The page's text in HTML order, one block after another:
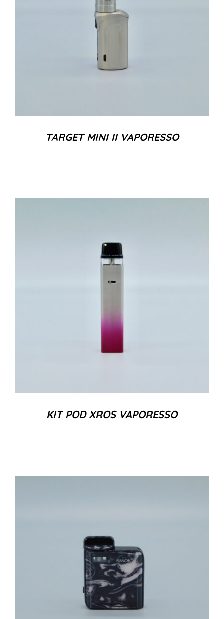
TARGET MINI II VAPORESSO
KIT POD XROS VAPORESSO